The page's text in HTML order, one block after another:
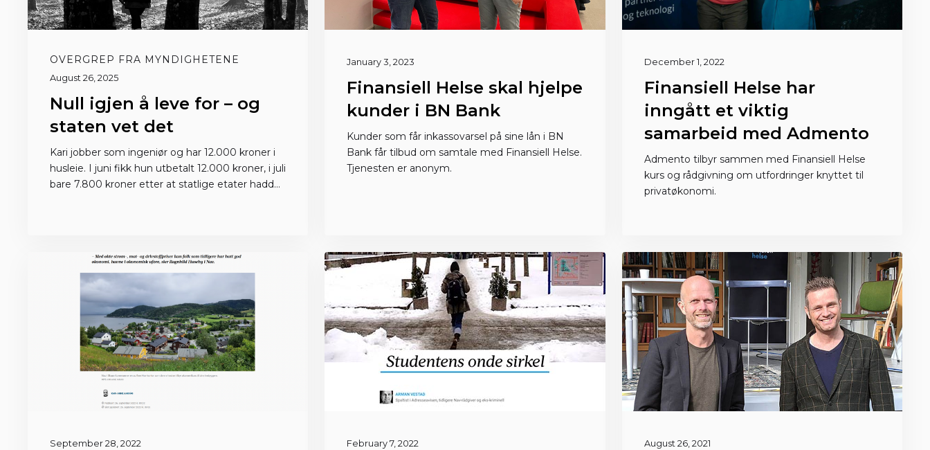
OVERGREP FRA MYNDIGHETENE
August 26, 2025
Null igjen å leve for – og
staten vet det
Kari jobber som ingeniør og har 12.000 kroner i
husleie. I juni fikk hun utbetalt 12.000 kroner, i juli
bare 7.800 kroner etter at statlige etater hadde
January 3, 2023
Finansiell Helse skal hjelpe
kunder i BN Bank
Kunder som får inkassovarsel på sine lån i BN
Bank får tilbud om samtale med Finansiell Helse.
Tjenesten er anonym.
December 1, 2022
Finansiell Helse har
inngått et viktig
samarbeid med Admento
Admento tilbyr sammen med Finansiell Helse
kurs og rådgivning om utfordringer knyttet til
privatøkonomi.
September 28, 2022 February 7, 2022 August 26, 2021